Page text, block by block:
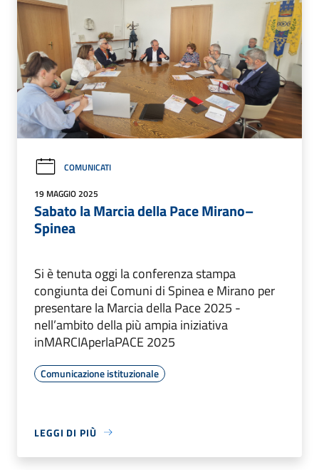
COMUNICATI
19 MAGGIO 2025
Sabato la Marcia della Pace Mirano–
Spinea
Si è tenuta oggi la conferenza stampa
congiunta dei Comuni di Spinea e Mirano per
presentare la Marcia della Pace 2025 -
nell’ambito della più ampia iniziativa
inMARCIAperlaPACE 2025
Comunicazione istituzionale
LEGGI DI PIÙ